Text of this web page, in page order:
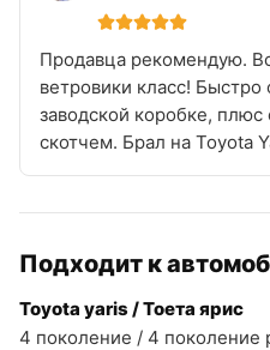
Продавца рекомендую.
ветровики класс!
заводской коробке,
скотчем. Брал на Toyota
Подходит к
Toyota yaris / Тоета ярис
4 поколение / 4 поколение